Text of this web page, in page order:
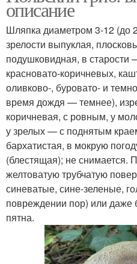
описание
Шляпка диаметром 3-12 (до
зрелости выпуклая,
подушковидная, в старости
красновато-коричневых,
оливково-, буровато- и
время дождя — темнее),
коричневая, с ровным, у
у зрелых — с поднятым
бархатистая, в мокрую
(блестящая); не снимается.
желтоватую трубчатую
синеватые, сине-зеленые,
повреждении пор) или даже
пятна.